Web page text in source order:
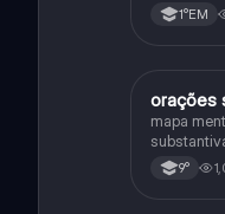
1°EM
orações
mapa
9°